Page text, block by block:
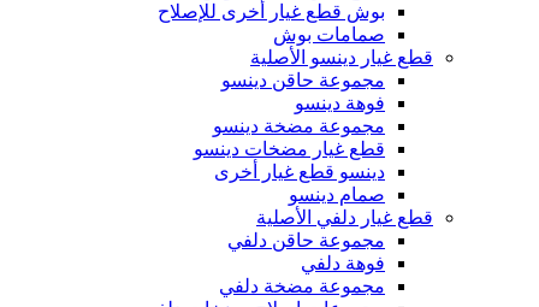
بوش قطع غيار أخرى للإصلاح
صمامات بوش
قطع غيار دينسو الأصلية
مجموعة حاقن دينسو
فوهة دينسو
مجموعة مضخة دينسو
قطع غيار مضخات دينسو
دينسو قطع غيار أخرى
صمام دينسو
قطع غيار دلفي الأصلية
مجموعة حاقن دلفي
فوهة دلفي
مجموعة مضخة دلفي